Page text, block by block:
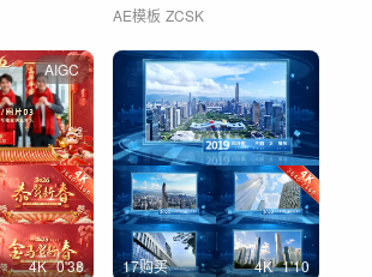
AE模板 ZCSK
AIGC
4K 0'38 17购买 4K 1'10